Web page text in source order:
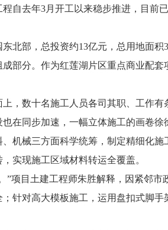
自去年3月开工以来稳步推进，目前
部，总投资约13亿元，总用地面积
部分。作为红莲湖片区重点商业配
数十名施工人员各司其职、工作有
在同步加速，一幅立体施工的画卷徐
械三方面科学统筹，制定精细化施
实现施工区域材料转运全覆盖。
目土建工程师朱胜解释，因紧邻市
针对高大模板施工，运用盘扣式脚